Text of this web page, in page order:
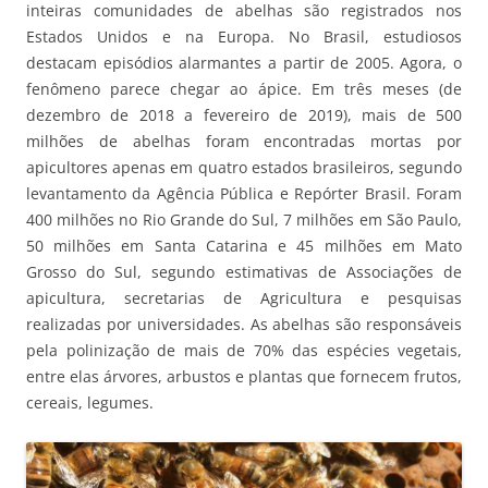
inteiras comunidades de abelhas são registrados nos
Estados Unidos e na Europa. No Brasil, estudiosos
destacam episódios alarmantes a partir de 2005. Agora, o
fenômeno parece chegar ao ápice. Em três meses (de
dezembro de 2018 a fevereiro de 2019), mais de 500
milhões de abelhas foram encontradas mortas por
apicultores apenas em quatro estados brasileiros, segundo
levantamento da Agência Pública e Repórter Brasil. Foram
400 milhões no Rio Grande do Sul, 7 milhões em São Paulo,
50 milhões em Santa Catarina e 45 milhões em Mato
Grosso do Sul, segundo estimativas de Associações de
apicultura, secretarias de Agricultura e pesquisas
realizadas por universidades. As abelhas são responsáveis
pela polinização de mais de 70% das espécies vegetais,
entre elas árvores, arbustos e plantas que fornecem frutos,
cereais, legumes.